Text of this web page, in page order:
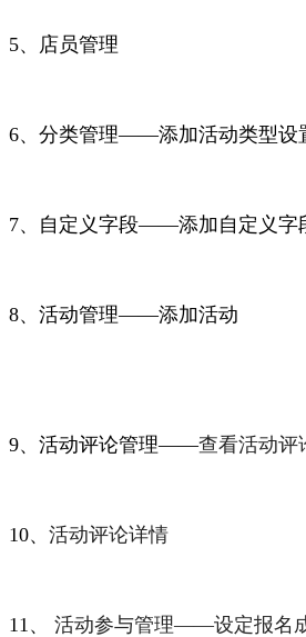
5、店员管理
6、分类管理——添加活动类型设
7、自定义字段——添加自定义字
8、活动管理——添加活动
9、活动评论管理——查看活动评
10、 活动评论详情
11、 活动参与管理——设定报名